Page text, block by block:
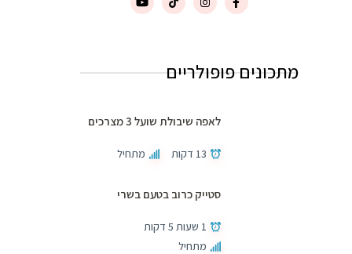
מתכונים פופולריים
לאפה שיבולת שועל 3 מצרכים
13 דקות מתחיל
סטייק כרוב בטעם בשרי
1 שעות 5 דקות
מתחיל